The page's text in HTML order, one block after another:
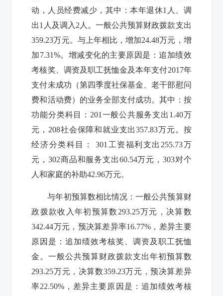
动，人员经费减少，其中：本年退休1 人、调
出1 人及调入 2 人。一般公共预算财政拨款支出
359.23万元。与上年相比，增加24.48万元，增
加7.31%。增减变化的主要原因是：追加绩效
考核奖、调资及职工抚恤金及本年支付2017年
支付未成功（第四季度社保基金、老干部慰问
费和活动费）的业务全部支付成功。其中： 按
功能分类科目： 201 一般公共服务支出 1.40万
元， 208社会保障和就业支出357.83万元。按
经济分类科目： 301 工资福利支出 255.73万
元，302商品和服务支出60.54万元， 303对个
人和家庭的补助42.96万元。
与年初预算数相比情况：一般公共预算财
政拨款收入年初预算数 293.25万元，决算数
342.44万元，预决算差异率16.77% ，差异主要
原因是：追加绩效考核奖、调资及职工抚恤
金。一般公共预算财政拨款支出年初预算数
293.25万元，决算数359.23万元，预决算差异
率22.50% ，差异主要原因是：追加绩效考核